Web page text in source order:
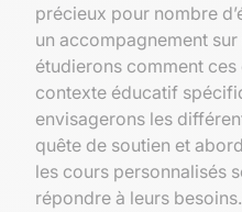
précieux pour nombre
un accompagnement
étudierons comment ces
contexte éducatif
envisagerons les
quête de soutien et
les cours personnalisés
répondre à leurs